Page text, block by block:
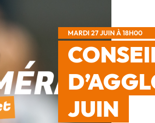
MARDI 27 JUIN À 18H00
JUIN